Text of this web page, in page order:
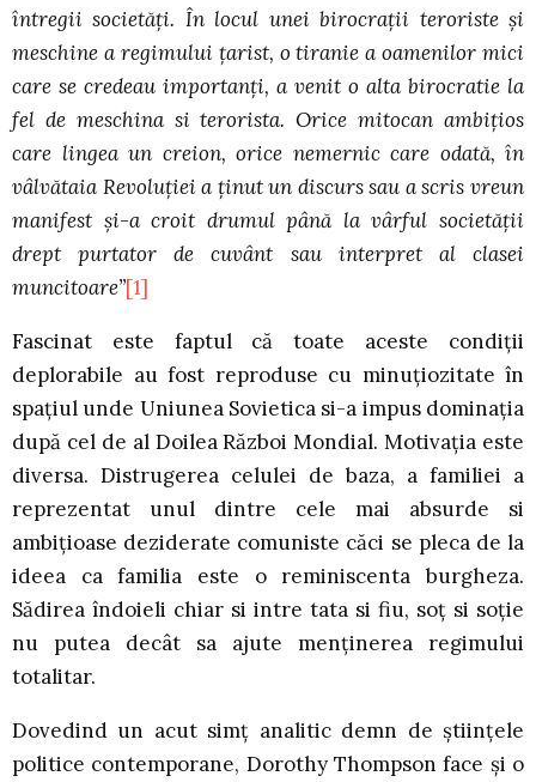
întregii societăţi. În locul unei birocraţii teroriste şi
meschine a regimului ţarist, o tiranie a oamenilor mici
care se credeau importanţi, a venit o alta birocratie la
fel de meschina si terorista. Orice mitocan ambiţios
care lingea un creion, orice nemernic care odată, în
vâlvătaia Revoluţiei a ţinut un discurs sau a scris vreun
manifest şi-a croit drumul până la vârful societăţii
drept purtator de cuvânt sau interpret al clasei
muncitoare”[1]
Fascinat este faptul că toate aceste condiţii
deplorabile au fost reproduse cu minuţiozitate în
spaţiul unde Uniunea Sovietica si-a impus dominaţia
după cel de al Doilea Război Mondial. Motivaţia este
diversa. Distrugerea celulei de baza, a familiei a
reprezentat unul dintre cele mai absurde si
ambiţioase deziderate comuniste căci se pleca de la
ideea ca familia este o reminiscenta burgheza.
Sădirea îndoieli chiar si intre tata si fiu, soţ si soţie
nu putea decât sa ajute menţinerea regimului
totalitar.
Dovedind un acut simţ analitic demn de ştiinţele
politice contemporane, Dorothy Thompson face şi o